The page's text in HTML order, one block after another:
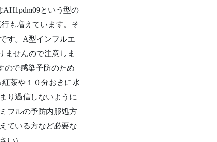
という型の
も増えています。そ
す。A型インフルエ
ませんので注意しま
ので感染予防のため
茶や１０分おきに水
り過信しないように
フルの予防内服処方
ている方など必要な
い）。